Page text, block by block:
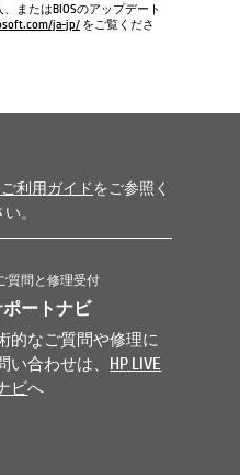
またはBIOSのアップデート
ja-jp/ をご覧くださ
利用ガイドをご参照く
。
質問と修理受付
ポートナビ
的なご質問や修理に
い合わせは、 HP LIVE
ビへ